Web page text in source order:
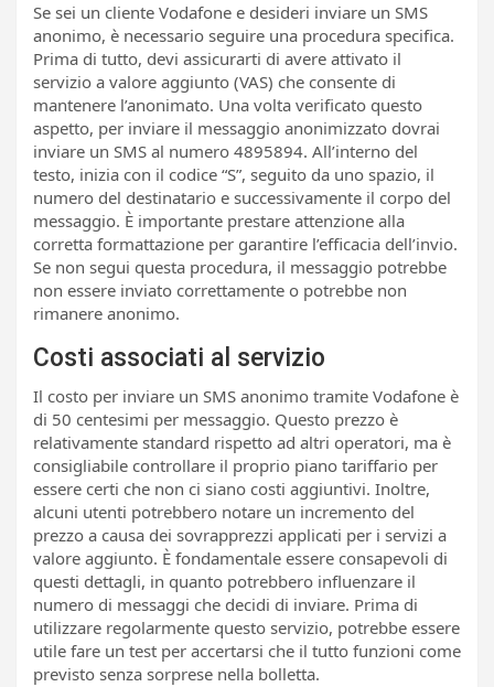
Se sei un cliente Vodafone e desideri inviare un SMS
anonimo, è necessario seguire una procedura specifica.
Prima di tutto, devi assicurarti di avere attivato il
servizio a valore aggiunto (VAS) che consente di
mantenere l’anonimato. Una volta verificato questo
aspetto, per inviare il messaggio anonimizzato dovrai
inviare un SMS al numero 4895894. All’interno del
testo, inizia con il codice “S”, seguito da uno spazio, il
numero del destinatario e successivamente il corpo del
messaggio. È importante prestare attenzione alla
corretta formattazione per garantire l’efficacia dell’invio.
Se non segui questa procedura, il messaggio potrebbe
non essere inviato correttamente o potrebbe non
rimanere anonimo.
Costi associati al servizio
Il costo per inviare un SMS anonimo tramite Vodafone è
di 50 centesimi per messaggio. Questo prezzo è
relativamente standard rispetto ad altri operatori, ma è
consigliabile controllare il proprio piano tariffario per
essere certi che non ci siano costi aggiuntivi. Inoltre,
alcuni utenti potrebbero notare un incremento del
prezzo a causa dei sovrapprezzi applicati per i servizi a
valore aggiunto. È fondamentale essere consapevoli di
questi dettagli, in quanto potrebbero influenzare il
numero di messaggi che decidi di inviare. Prima di
utilizzare regolarmente questo servizio, potrebbe essere
utile fare un test per accertarsi che il tutto funzioni come
previsto senza sorprese nella bolletta.